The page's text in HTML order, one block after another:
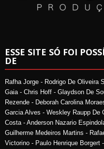
ESSE SITE SÓ FOI
DE
Rafha Jorge - Rodrigo De Oliveira
Gaia - Chris Hoff - Glaydson De
Rezende - Deborah Carolina
Garcia Alves - Weskley Raupp De
Costa - Anderson Nazario
Guilherme Medeiros Martins -
Victorino - Paulo Henrique Borgert